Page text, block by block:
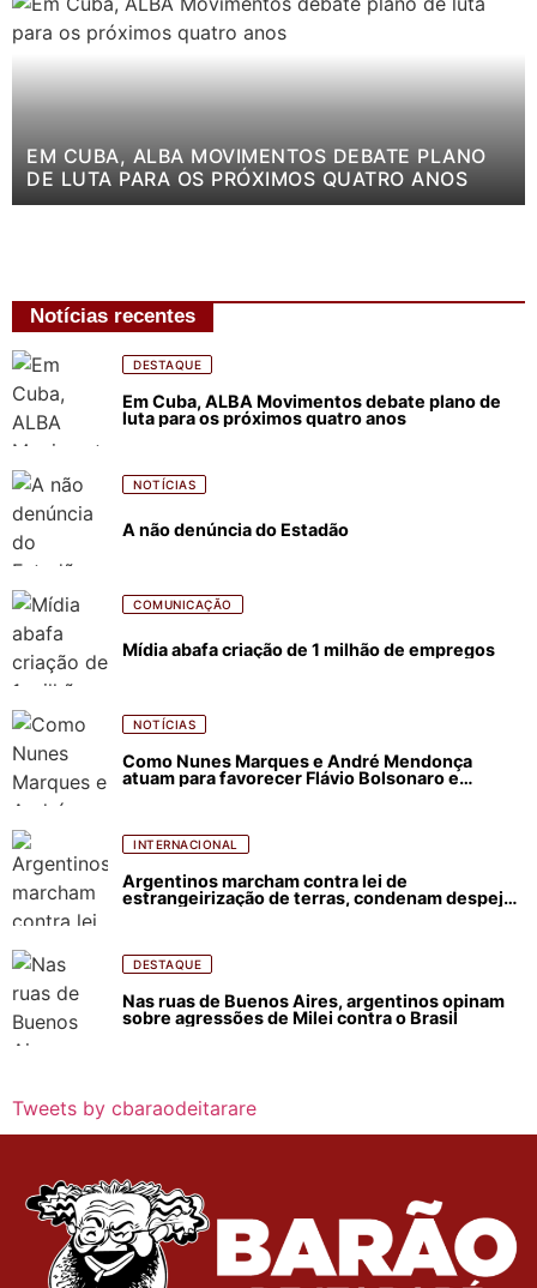
EM CUBA, ALBA MOVIMENTOS DEBATE PLANO
DE LUTA PARA OS PRÓXIMOS QUATRO ANOS
Notícias recentes
DESTAQUE
Em Cuba, ALBA Movimentos debate plano de
luta para os próximos quatro anos
NOTÍCIAS
A não denúncia do Estadão
COMUNICAÇÃO
Mídia abafa criação de 1 milhão de empregos
NOTÍCIAS
Como Nunes Marques e André Mendonça
atuam para favorecer Flávio Bolsonaro e
INTERNACIONAL
Argentinos marcham contra lei de
estrangeirização de terras, condenam despejos
DESTAQUE
Nas ruas de Buenos Aires, argentinos opinam
sobre agressões de Milei contra o Brasil
Tweets by cbaraodeitarare